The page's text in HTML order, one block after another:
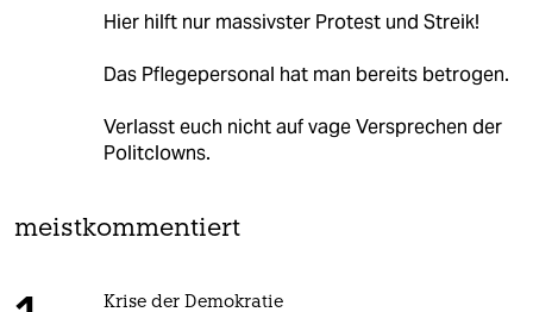
Hier hilft nur massivster Protest und Streik!
Das Pflegepersonal hat man bereits betrogen.
Verlasst euch nicht auf vage Versprechen der
Politclowns.
meistkommentiert
Krise der Demokratie